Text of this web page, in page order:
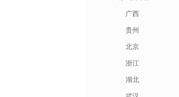
广西
贵州
北京
浙江
湖北